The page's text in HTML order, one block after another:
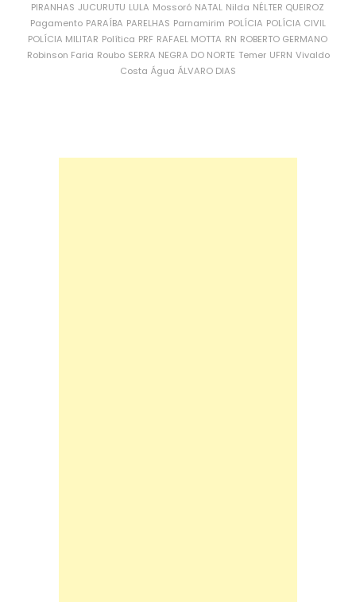
PIRANHAS JUCURUTU LULA Mossoró NATAL Nilda NÉLTER QUEIROZ
Pagamento PARAÍBA PARELHAS Parnamirim POLÍCIA POLÍCIA CIVIL
POLÍCIA MILITAR Política PRF RAFAEL MOTTA RN ROBERTO GERMANO
Robinson Faria Roubo SERRA NEGRA DO NORTE Temer UFRN Vivaldo
Costa Água ÁLVARO DIAS